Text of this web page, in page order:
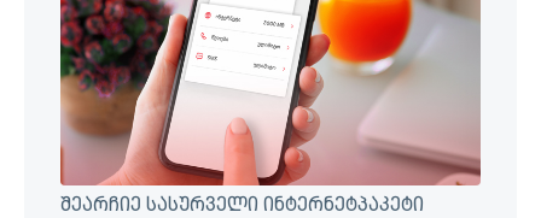
შეარჩიე სასურველი ინტერნეტპაკეტი